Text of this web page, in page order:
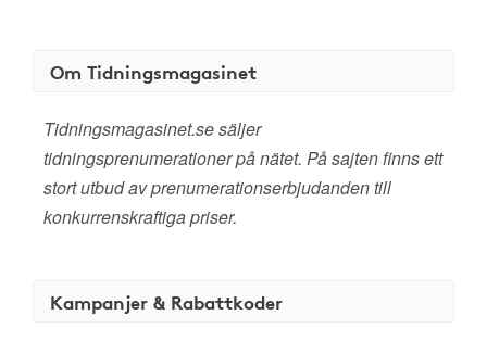
Om Tidningsmagasinet
Tidningsmagasinet.se säljer
tidningsprenumerationer på nätet. På sajten finns ett
stort utbud av prenumerationserbjudanden till
konkurrenskraftiga priser.
Kampanjer & Rabattkoder